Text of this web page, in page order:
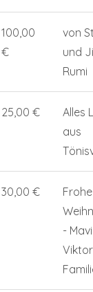
100,00
€
von
und
Rumi
25,00 €
Alles
aus
30,00 €
Frohe
-